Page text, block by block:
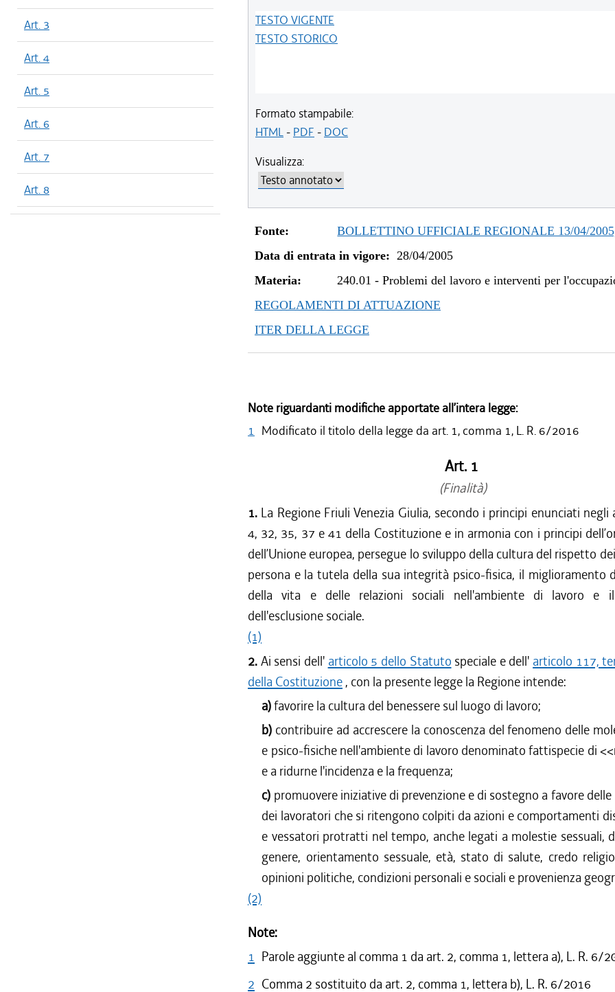
Art. 3
Art. 4
Art. 5
Art. 6
Art. 7
Art. 8
TESTO VIGENTE
TESTO STORICO
Formato stampabile:
HTML- PDF - DOC
Visualizza:
Fonte:
BOLLETTINO UFFICIALE REGIONALE 13/04/
Data di entrata in vigore: 28/04/2005
Materia:
240.01 -Problemi del lavoro e interventi per
REGOLAMENTI DI ATTUAZIONE
ITER DELLA LEGGE
Note riguardanti modifiche apportate all’intera legge:
1 Modificato il titolo della legge da art. 1, comma 1, L. R. 6/2016
Art. 1
(Finalità)
1. La Regione Friuli Venezia Giulia, secondo i principi enunciati negli
4, 32, 35, 37 e 41 della Costituzione e in armonia con i principi
dell’Unione europea, persegue lo sviluppo della cultura del rispetto
persona e la tutela della sua integrità psico-fisica, il miglioramento
della vita e delle relazioni sociali nell'ambiente di lavoro e
dell'esclusione sociale.
(1)
2. Ai sensi dell' articolo 5 dello Statuto speciale e dell' articolo 117,
della Costituzione, con la presente legge la Regione intende:
a)favorire la cultura del benessere sul luogo di lavoro;
b) contribuire ad accrescere la conoscenza del fenomeno delle
e psico-fisiche nell'ambiente di lavoro denominato fattispecie di
e a ridurne l'incidenza e la frequenza;
c) promuovere iniziative di prevenzione e di sostegno a favore
dei lavoratori che si ritengono colpiti da azioni e comportamenti
e vessatori protratti nel tempo, anche legati a molestie sessuali,
genere, orientamento sessuale, età, stato di salute, credo
opinioni politiche, condizioni personali e sociali e provenienza
(2)
Note:
1 Parole aggiunte al comma 1 da art. 2, comma 1, lettera a), L. R. 6/
2 Comma 2 sostituito da art. 2, comma 1, lettera b), L. R. 6/2016